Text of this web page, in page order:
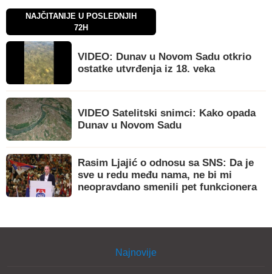
NAJČITANIJE U POSLEDNJIH
72H
VIDEO: Dunav u Novom Sadu otkrio
ostatke utvrđenja iz 18. veka
VIDEO Satelitski snimci: Kako opada
Dunav u Novom Sadu
Rasim Ljajić o odnosu sa SNS: Da je
sve u redu među nama, ne bi mi
neopravdano smenili pet funkcionera
Najnovije